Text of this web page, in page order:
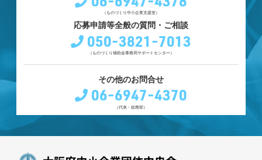
（ものづくり中小企業支援室）
応募申請等全般の質問・ご相談
050-3821-7013
（ものづくり補助金事務局サポートセンター）
その他のお問合せ
06-6947-4370
（代表・総務部）